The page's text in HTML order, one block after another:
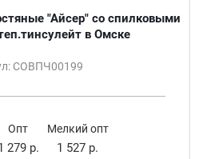
"Айсер" со спилковыми
в Омске
СОВПЧ00199
Опт
279 р.
Мелкий опт
1 527 р.